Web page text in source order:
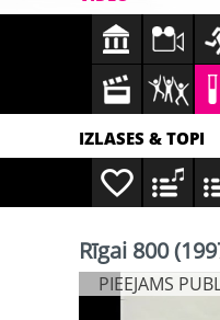
IZLASES & TOPI
Rīgai 800
PIEEJAMS